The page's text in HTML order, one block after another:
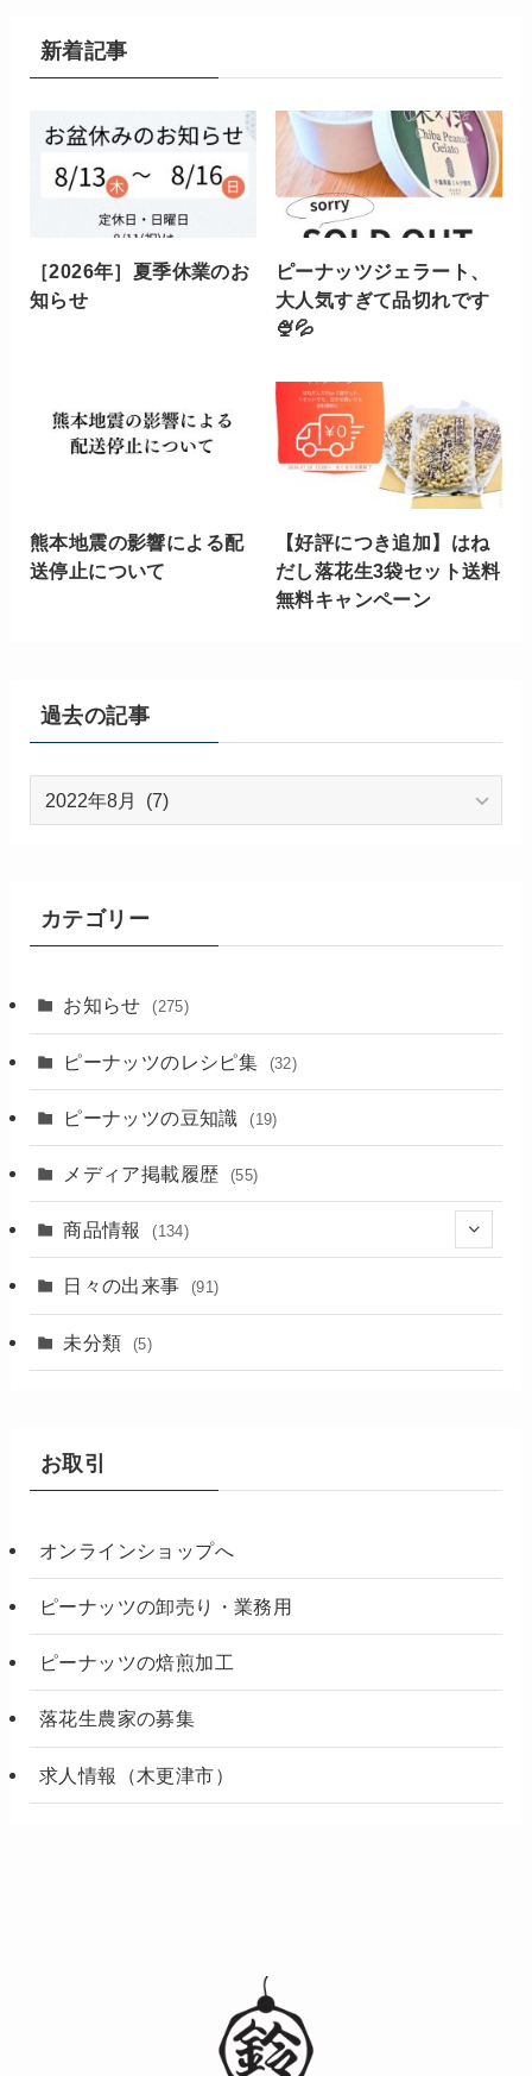
新着記事
［2026年］夏季休業のお
知らせ
ピーナッツジェラート、
大人気すぎて品切れです
🍨💦
熊本地震の影響による配
送停止について
【好評につき追加】はね
だし落花生3袋セット送料
無料キャンペーン
過去の記事
過
カテゴリー
お知らせ (275)
ピーナッツのレシピ集 (32)
ピーナッツの豆知識 (19)
メディア掲載履歴 (55)
商品情報 (134)
(18)
日々の出来事 (91)
未分類 (5)
お取引
オンラインショップへ
ピーナッツの卸売り・業務用
ピーナッツの焙煎加工
落花生農家の募集
求人情報（木更津市）